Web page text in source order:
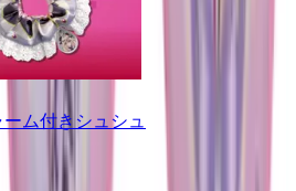
ム付きシュシュ